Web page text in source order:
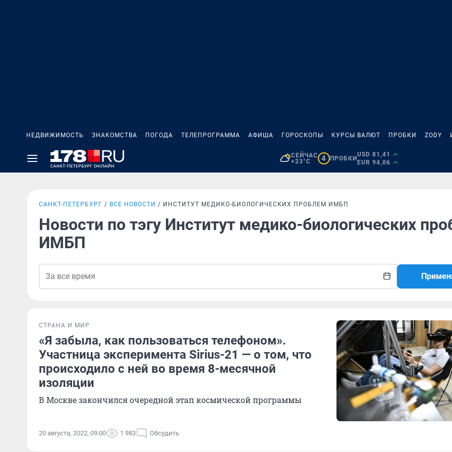
НЕДВИЖИМОСТЬ ЗНАКОМСТВА ПОГОДА ТЕЛЕПРОГРАММА АФИША ГОРОСКОПЫ КУРСЫ ВАЛЮТ ПРОБКИ ZODY
СЕЙЧАС
+23°C
4 ПРОБКИ
USD 81,41
EUR 94,06
САНКТ-ПЕТЕРБУРГ ВСЕ НОВОСТИ ИНСТИТУТ МЕДИКО-БИОЛОГИЧЕСКИХ ПРОБЛЕМ ИМБП
Новости по тэгу Институт медико-биологических
ИМБП
СТРАНА И МИР
«Я забыла, как пользоваться телефоном».
Участница эксперимента Sirius-21 — о том, что
происходило с ней во время 8-месячной
изоляции
В Москве закончился очередной этап космической программы
20 августа, 2022, 09:00 1 983 Обсудить